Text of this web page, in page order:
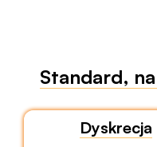
Standard,
Dyskrecja